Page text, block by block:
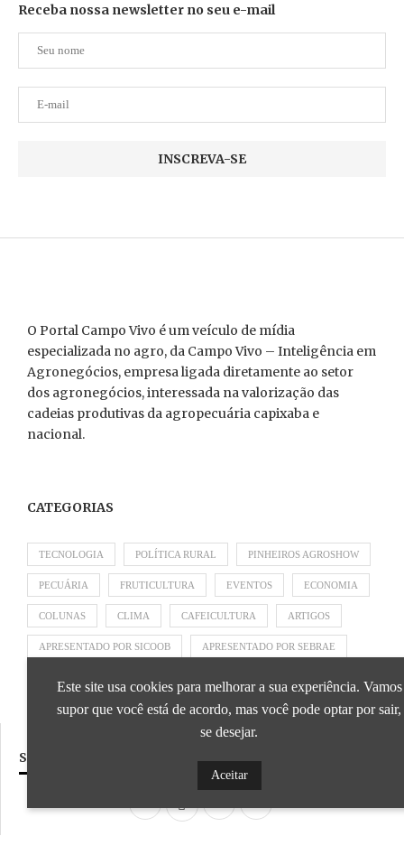
Receba nossa newsletter no seu e-mail
O Portal Campo Vivo é um veículo de mídia
especializada no agro, da Campo Vivo – Inteligência em
Agronegócios, empresa ligada diretamente ao setor
dos agronegócios, interessada na valorização das
cadeias produtivas da agropecuária capixaba e
nacional.
CATEGORIAS
TECNOLOGIA POLÍTICA RURAL PINHEIROS AGROSHOW
PECUÁRIA FRUTICULTURA EVENTOS ECONOMIA
COLUNAS CLIMA CAFEICULTURA ARTIGOS
APRESENTADO POR SICOOB APRESENTADO POR SEBRAE
SIGA NOSSAS REDES SOCIAIS
Este site usa cookies para melhorar a sua experiência. Vamos
supor que você está de acordo, mas você pode optar por sair,
se desejar.
Aceitar